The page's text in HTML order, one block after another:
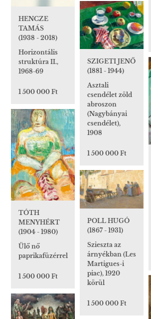
HENCZE
TAMÁS
(1938 - 2018)
Horizontális
struktúra II.,
1968-69
1 500 000 Ft
SZIGETI JENŐ
(1881 - 1944)
Asztali
csendélet zöld
abroszon
(Nagybányai
csendélet),
1908
1 500 000 Ft
TÓTH
MENYHÉRT
(1904 - 1980)
Ülő nő
paprikafüzérrel
1 500 000 Ft
POLL HUGÓ
(1867 - 1931)
Szieszta az
árnyékban (Les
Martigues-i
piac), 1920
körül
1 500 000 Ft